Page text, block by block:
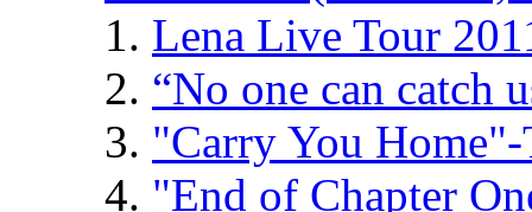
Lena Live Tour
“No one can catch
"Carry You
"End of Chapter